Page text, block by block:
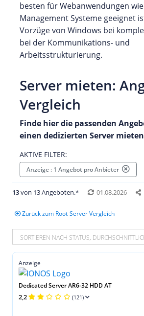
besten für Webanwendungen
Management Systeme geeignet
Vorzüge von Windows bei
bei der Kommunikations- und
Arbeitsstrukturierung.
Server mieten:
Vergleich
Finde hier die passenden
einen dedizierten Server
AKTIVE FILTER:
Anzeige : 1 Angebot pro Anbieter
13von 13 Angeboten.* 01.08.2026
Zurück zum Root-Server Vergleich
SORTIEREN NACH STATUS,
Anzeige
Dedicated Server AR6-32 HDD AT
2,2 (121)